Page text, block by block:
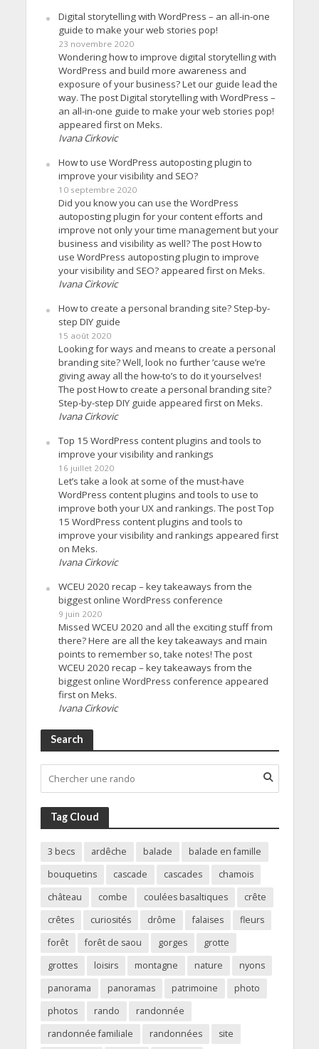
Digital storytelling with WordPress – an all-in-one
guide to make your web stories pop!
23 novembre 2020
Wondering how to improve digital storytelling with
WordPress and build more awareness and
exposure of your business? Let our guide lead the
way. The post Digital storytelling with WordPress –
an all-in-one guide to make your web stories pop!
appeared first on Meks.
Ivana Cirkovic
How to use WordPress autoposting plugin to
improve your visibility and SEO?
10 septembre 2020
Did you know you can use the WordPress
autoposting plugin for your content efforts and
improve not only your time management but your
business and visibility as well? The post How to
use WordPress autoposting plugin to improve
your visibility and SEO? appeared first on Meks.
Ivana Cirkovic
How to create a personal branding site? Step-by-
step DIY guide
15 août 2020
Looking for ways and means to create a personal
branding site? Well, look no further ’cause we’re
giving away all the how-to’s to do it yourselves!
The post How to create a personal branding site?
Step-by-step DIY guide appeared first on Meks.
Ivana Cirkovic
Top 15 WordPress content plugins and tools to
improve your visibility and rankings
16 juillet 2020
Let’s take a look at some of the must-have
WordPress content plugins and tools to use to
improve both your UX and rankings. The post Top
15 WordPress content plugins and tools to
improve your visibility and rankings appeared first
on Meks.
Ivana Cirkovic
WCEU 2020 recap – key takeaways from the
biggest online WordPress conference
9 juin 2020
Missed WCEU 2020 and all the exciting stuff from
there? Here are all the key takeaways and main
points to remember so, take notes! The post
WCEU 2020 recap – key takeaways from the
biggest online WordPress conference appeared
first on Meks.
Ivana Cirkovic
Search
Tag Cloud
3 becs ardêche balade
balade en famille
bouquetins
cascade cascades
chamois
château
combe coulées basaltiques
crête
crêtes
curiosités drôme falaises
fleurs
forêt
forêt de saou gorges
grotte
grottes
loisirs montagne nature
nyons
panorama
panoramas patrimoine
photo
photos
rando
randonnée
randonnée familiale
randonnées site